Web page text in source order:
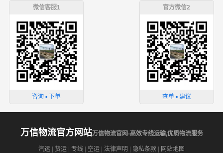
一直多年的在为各行各业提供我们的物流服务，也得到了
们非常乐意为您解决物流相关问题。当然，还有很多优秀
的物流公司也提供从张掖发物流到张家口的运输服务，您
也可以多多咨询，找到合适您的物流服务商。
微信客服1
咨询 ▪ 下单
官方微信2
查单 ▪ 建议
万信物流官方网站万信物流官网-高效专线运输,优质物流服务
汽运 货运 专线 空运 法律声明 隐私条款 网站地图